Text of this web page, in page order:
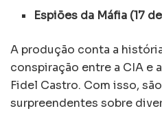
Espiões da Máfia (17
A produção conta a
conspiração entre a CIA e
Fidel Castro. Com isso,
surpreendentes sobre